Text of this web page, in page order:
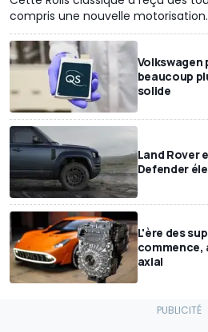
compris une nouvelle motorisation.
Volkswagen
beaucoup
solide
Land Rover
Defender
L'ère des
commence,
axial